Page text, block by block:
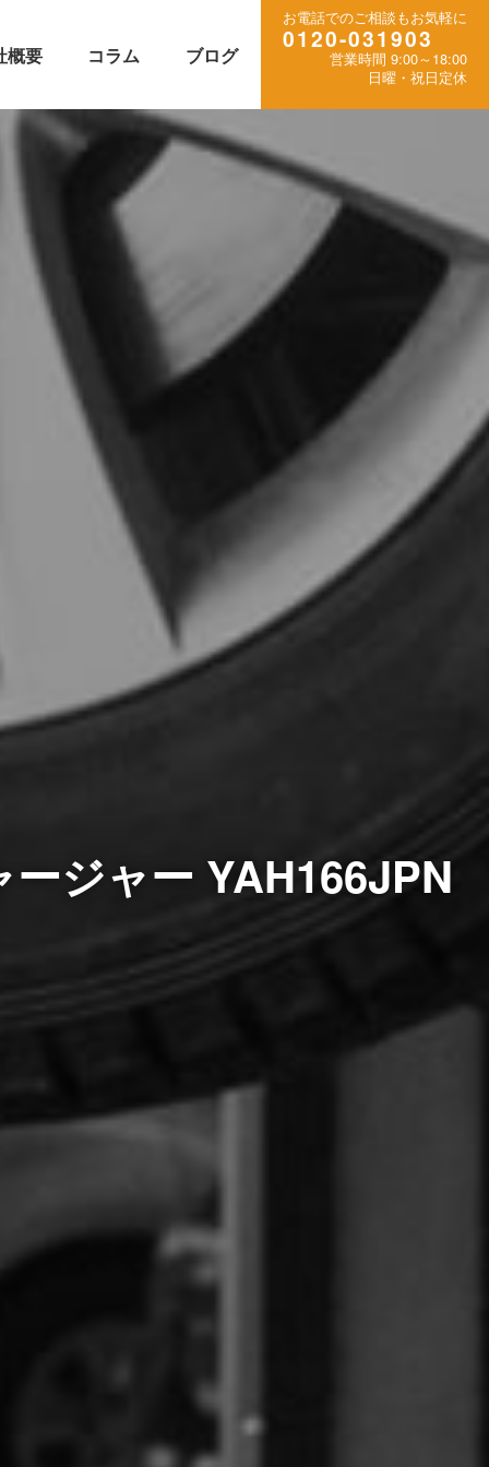
概要 コラム ブログ
お電話でのご相談もお気軽に
0120-031903
営業時間 9:00～18:00
日曜・祝日定休
ジャー YAH166JPN